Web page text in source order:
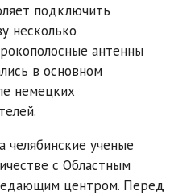
подключить
несколько
антенны
в основном
немецких
ученые
с Областным
центром. Перед